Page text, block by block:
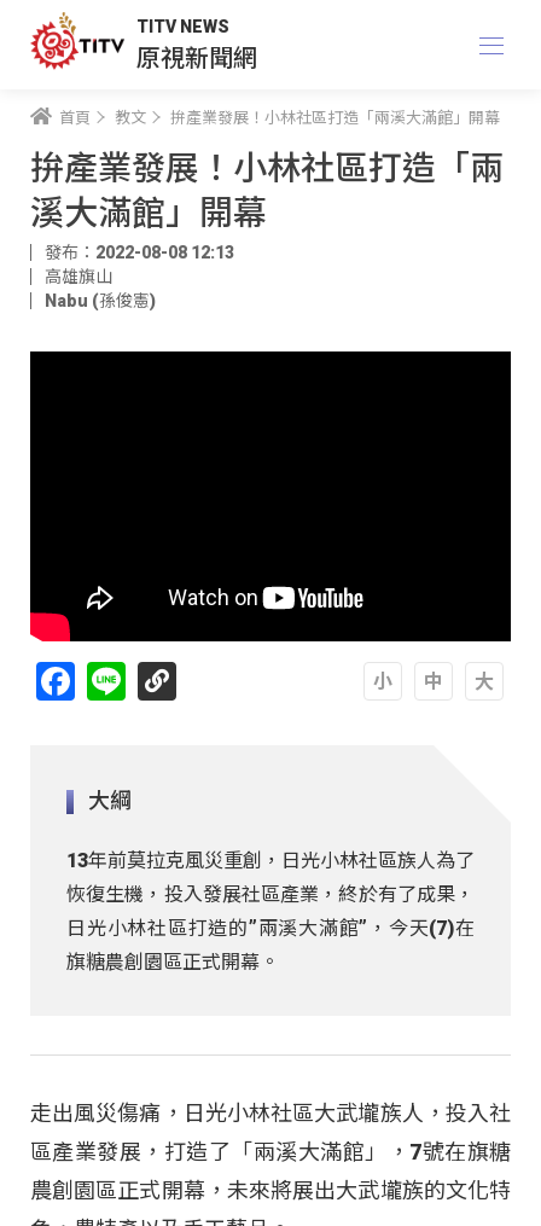
TITV NEWS
原視新聞網
首頁 教文 拚產業發展！小林社區打造「兩溪大滿館」開幕
拚產業發展！小林社區打造「兩
溪大滿館」開幕
發布：2022-08-08 12:13
高雄旗山
Nabu (孫俊憲)
Facebook
Line
大綱
13年前莫拉克風災重創，日光小林社區族人為了
恢復生機，投入發展社區產業，終於有了成果，
日光小林社區打造的”兩溪大滿館”，今天(7)在
旗糖農創園區正式開幕。
走出風災傷痛，日光小林社區大武壠族人，投入社
區產業發展，打造了「兩溪大滿館」，7號在旗糖
農創園區正式開幕，未來將展出大武壠族的文化特